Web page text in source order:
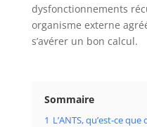
dysfonctionnements
organisme externe
s’avérer un bon calcul.
Sommaire
1 L’ANTS, qu’est-ce que